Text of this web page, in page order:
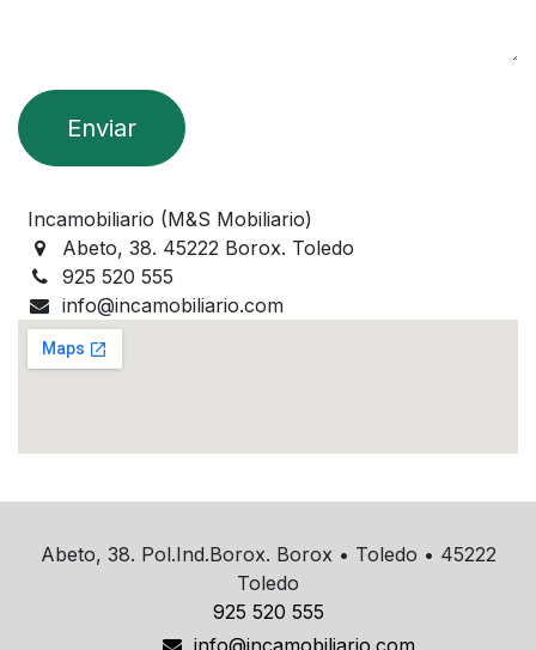
Enviar
Incamobiliario (M&S Mobiliario)
Abeto, 38. 45222 Borox. Toledo
925 520 555
info@incamobiliario.com
Abeto, 38. Pol.Ind.Borox. Borox • Toledo • 45222
Toledo
925 520 555
info@incamobiliario.com